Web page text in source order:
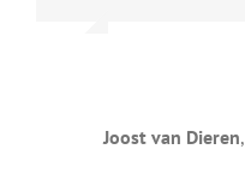
Joost van Dieren,